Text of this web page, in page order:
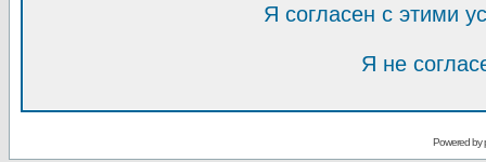
Я согласен с этими
Я не
Powered by